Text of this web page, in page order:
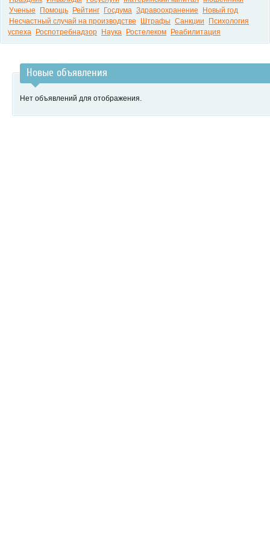
Ученые
Помощь Рейтинг Госдума Здравоохранение
Новый год
Несчастный случай на производстве
Штрафы Санкции
Психология
успеха
Роспотребнадзор Наука Ростелеком Реабилитация
Новые объявления
Нет объявлений для отображения.